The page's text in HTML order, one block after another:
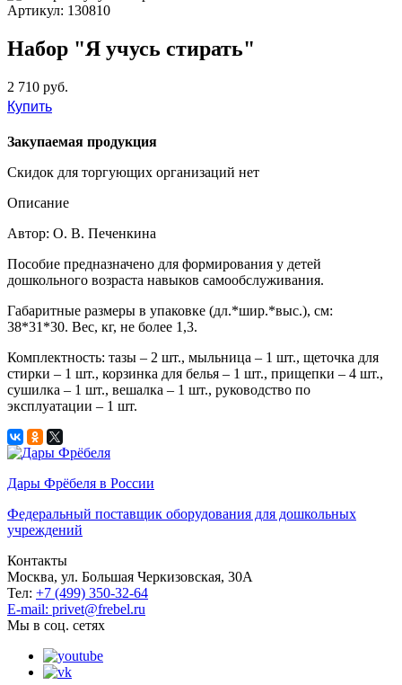
Артикул: 130810
Набор "Я учусь стирать"
2 710 руб.
Купить
Закупаемая продукция
Скидок для торгующих организаций нет
Описание
Автор: О. В. Печенкина
Пособие предназначено для формирования у детей
дошкольного возраста навыков самообслуживания.
Габаритные размеры в упаковке (дл.*шир.*выс.), см:
38*31*30. Вес, кг, не более 1,3.
Комплектность: тазы – 2 шт., мыльница – 1 шт., щеточка для
стирки – 1 шт., корзинка для белья – 1 шт., прищепки – 4 шт.,
сушилка – 1 шт., вешалка – 1 шт., руководство по
эксплуатации – 1 шт.
Дары Фрёбеля в России
Федеральный поставщик оборудования для дошкольных
учреждений
Контакты
Москва, ул. Большая Черкизовская, 30А
Тел: +7 (499) 350-32-64
E-mail: privet@frebel.ru
Мы в соц. сетях